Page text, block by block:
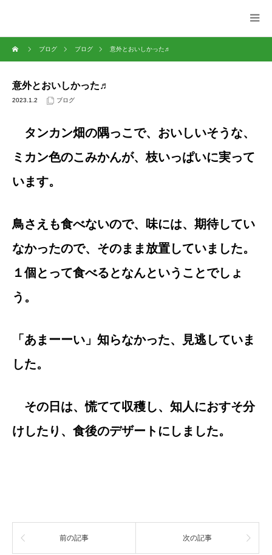
ブログ ブログ 意外とおいしかった♬
意外とおいしかった♬
2023.1.2 ブログ
タンカン畑の隅っこで、おいしいそうな、
ミカン色のこみかんが、枝いっぱいに実って
います。
鳥さえも食べないので、味には、期待してい
なかったので、そのまま放置していました。
１個とって食べるとなんということでしょ
う。
「あまーーい」知らなかった、見逃していま
した。
その日は、慌てて収穫し、知人におすそ分
けしたり、食後のデザートにしました。
前の記事 次の記事